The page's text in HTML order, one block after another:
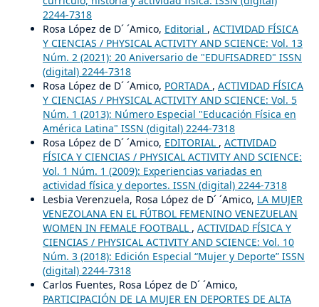
2244-7318
Rosa López de D´ ´Amico, Editorial , ACTIVIDAD FÍSICA
Y CIENCIAS / PHYSICAL ACTIVITY AND SCIENCE: Vol. 13
Núm. 2 (2021): 20 Aniversario de "EDUFISADRED" ISSN
(digital) 2244-7318
Rosa López de D´ ´Amico, PORTADA , ACTIVIDAD FÍSICA
Y CIENCIAS / PHYSICAL ACTIVITY AND SCIENCE: Vol. 5
Núm. 1 (2013): Número Especial "Educación Física en
América Latina" ISSN (digital) 2244-7318
Rosa López de D´ ´Amico, EDITORIAL , ACTIVIDAD
FÍSICA Y CIENCIAS / PHYSICAL ACTIVITY AND SCIENCE:
Vol. 1 Núm. 1 (2009): Experiencias variadas en
actividad física y deportes. ISSN (digital) 2244-7318
Lesbia Verenzuela, Rosa López de D´ ´Amico, LA MUJER
VENEZOLANA EN EL FÚTBOL FEMENINO VENEZUELAN
WOMEN IN FEMALE FOOTBALL , ACTIVIDAD FÍSICA Y
CIENCIAS / PHYSICAL ACTIVITY AND SCIENCE: Vol. 10
Núm. 3 (2018): Edición Especial “Mujer y Deporte” ISSN
(digital) 2244-7318
Carlos Fuentes, Rosa López de D´ ´Amico,
PARTICIPACIÓN DE LA MUJER EN DEPORTES DE ALTA